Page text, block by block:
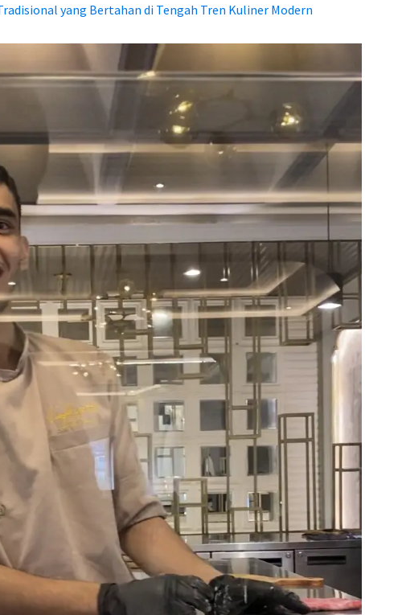
yang Bertahan di Tengah Tren Kuliner Modern